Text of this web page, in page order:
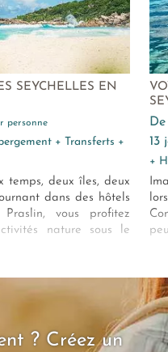
SEYCHELLES EN
personne
+ Transferts +
temps, deux îles, deux
dans des hôtels
vous profitez
nature sous le
+
? Créez un